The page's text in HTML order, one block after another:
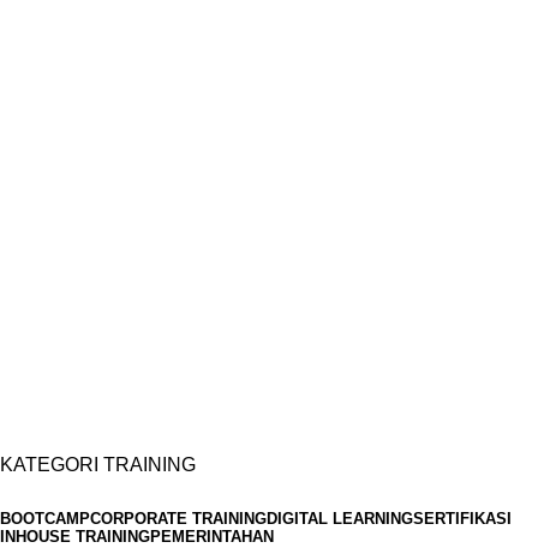
KATEGORI TRAINING
BOOTCAMPCORPORATE TRAININGDIGITAL LEARNINGSERTIFIKASI
INHOUSE TRAININGPEMERINTAHAN